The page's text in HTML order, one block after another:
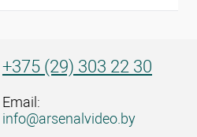
+375 (29) 303 22 30
Email:
info@arsenalvideo.by